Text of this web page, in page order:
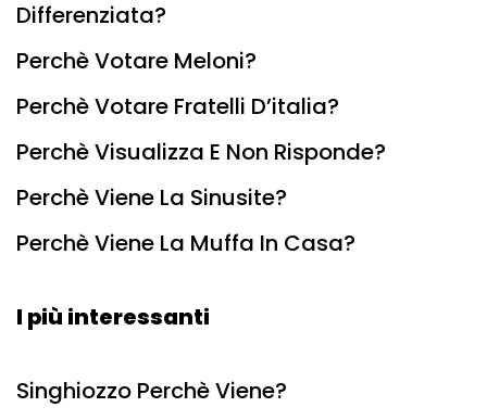
Differenziata?
Perchè Votare Meloni?
Perchè Votare Fratelli D’italia?
Perchè Visualizza E Non Risponde?
Perchè Viene La Sinusite?
Perchè Viene La Muffa In Casa?
I più interessanti
Singhiozzo Perchè Viene?